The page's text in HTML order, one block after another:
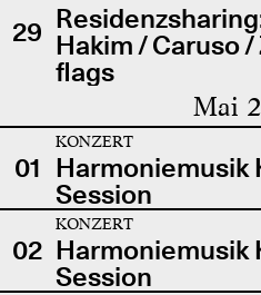
29 Hakim / Caruso
flags
Mai
01
KONZERT
Harmoniemusik
Session
02
KONZERT
Harmoniemusik
Session